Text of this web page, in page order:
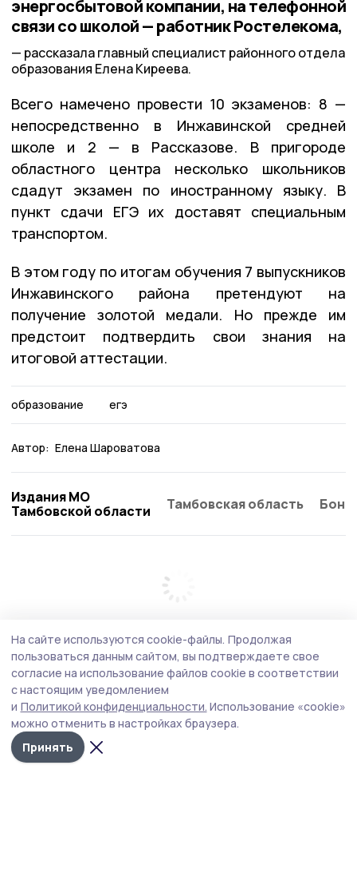
энергосбытовой компании, на телефонной
связи со школой — работник Ростелекома,
рассказала главный специалист районного отдела
образования Елена Киреева.
Всего намечено провести 10 экзаменов: 8 —
непосредственно в Инжавинской средней
школе и 2 — в Рассказове. В пригороде
областного центра несколько школьников
сдадут экзамен по иностранному языку. В
пункт сдачи ЕГЭ их доставят специальным
транспортом.
В этом году по итогам обучения 7 выпускников
Инжавинского района претендуют на
получение золотой медали. Но прежде им
предстоит подтвердить свои знания на
итоговой аттестации.
образование егэ
Автор: Елена Шароватова
Издания МО
Тамбовской области
Тамбовская область
На сайте используются cookie-файлы. Продолжая
пользоваться данным сайтом, вы подтверждаете свое
согласие на использование файлов cookie в соответствии
с настоящим уведомлением
и Политикой конфиденциальности. Использование «cookie»
можно отменить в настройках браузера.
Принять